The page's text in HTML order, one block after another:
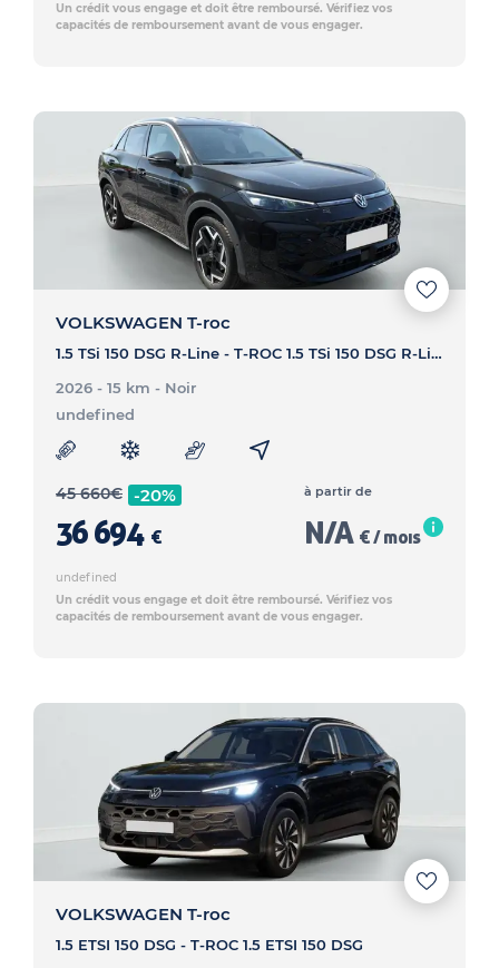
Un crédit vous engage et doit être remboursé. Vérifiez vos
capacités de remboursement avant de vous engager.
VOLKSWAGEN T-roc
1.5 TSi 150 DSG R-Line - T-ROC 1.5 TSi 150 DSG R-Line
2026 - 15 km - Noir
undefined
45 660€ -20%
36 694 €
à partir de
N/A € / mois
undefined
Un crédit vous engage et doit être remboursé. Vérifiez vos
capacités de remboursement avant de vous engager.
VOLKSWAGEN T-roc
1.5 ETSI 150 DSG - T-ROC 1.5 ETSI 150 DSG